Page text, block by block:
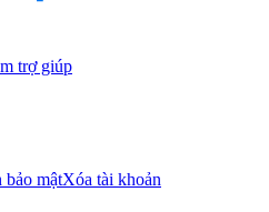
trợ giúp
bảo mậtXóa tài khoản